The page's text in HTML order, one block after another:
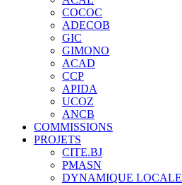
COCOC
ADECOB
GIC
GIMONO
ACAD
CCP
APIDA
UCOZ
ANCB
COMMISSIONS
PROJETS
CITE.BJ
PMASN
DYNAMIQUE LOCALE